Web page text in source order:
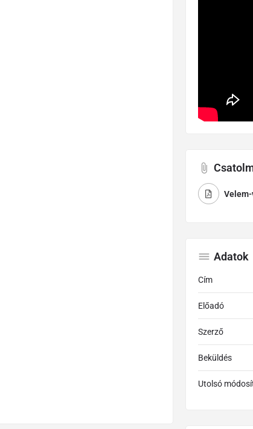
Adatok
Cím
Előadó
Szerző
Beküldés
Utolsó